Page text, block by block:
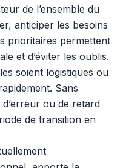
de l’ensemble du
anticiper les besoins
prioritaires permettent
et d’éviter les oublis.
soient logistiques ou
Sans
ou de retard
de transition en